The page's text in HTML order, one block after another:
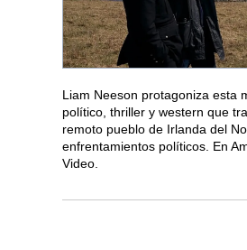
Liam Neeson protagoniza esta
político, thriller y western que
remoto pueblo de Irlanda del
enfrentamientos políticos. En
Video.